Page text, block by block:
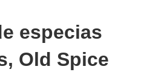
especias
Old Spice